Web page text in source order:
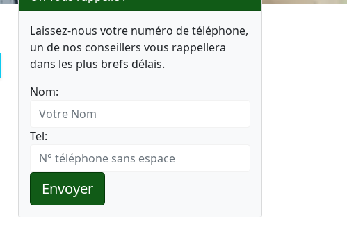
Laissez-nous votre numéro de téléphone,
un de nos conseillers vous rappellera
dans les plus brefs délais.
Nom:
Tel:
Envoyer